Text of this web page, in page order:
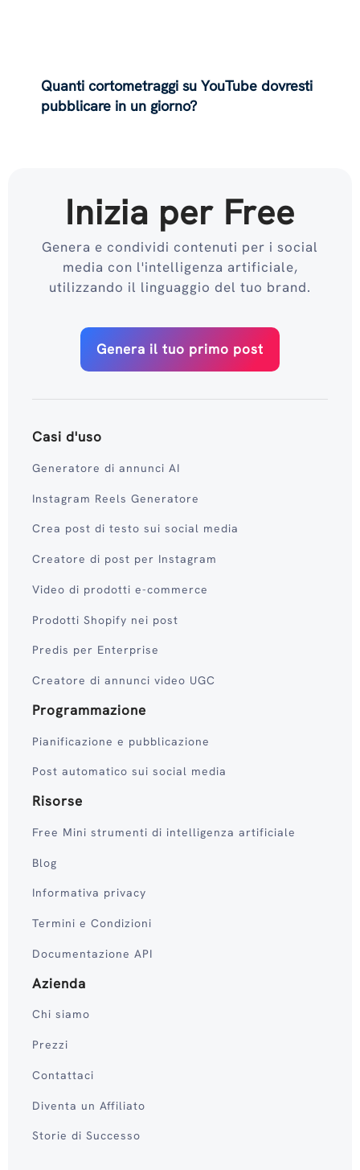
Quanti cortometraggi su YouTube dovresti
pubblicare in un giorno?
Inizia per Free
Genera e condividi contenuti per i social
media con l'intelligenza artificiale,
utilizzando il linguaggio del tuo brand.
Genera il tuo primo post
Casi d'uso
Generatore di annunci AI
Instagram Reels Generatore
Crea post di testo sui social media
Creatore di post per Instagram
Video di prodotti e-commerce
Prodotti Shopify nei post
Predis per Enterprise
Creatore di annunci video UGC
Programmazione
Pianificazione e pubblicazione
Post automatico sui social media
Risorse
Free Mini strumenti di intelligenza artificiale
Blog
Informativa privacy
Termini e Condizioni
Documentazione API
Azienda
Chi siamo
Prezzi
Contattaci
Diventa un Affiliato
Storie di Successo